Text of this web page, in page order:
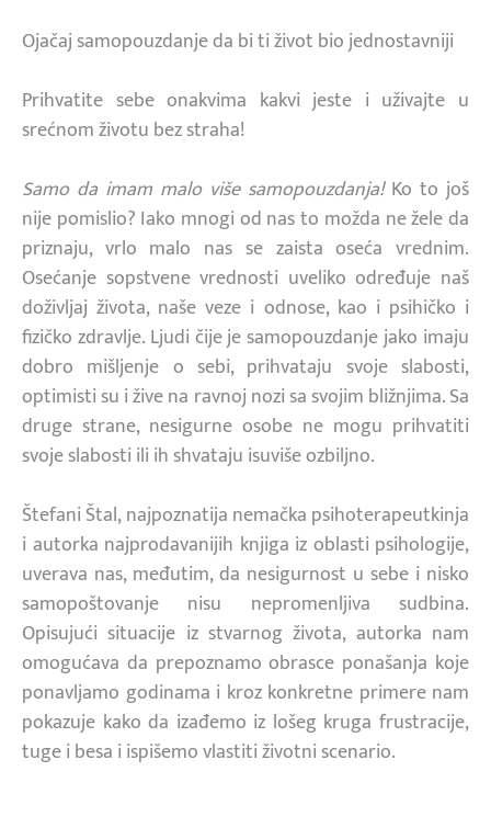
Ojačaj samopouzdanje da bi ti život bio jednostavniji
Prihvatite sebe onakvima kakvi jeste i uživajte u
srećnom životu bez straha!
Samo da imam malo više samopouzdanja!Ko to još
nije pomislio? Iako mnogi od nas to možda ne žele da
priznaju, vrlo malo nas se zaista oseća vrednim.
Osećanje sopstvene vrednosti uveliko određuje naš
doživljaj života, naše veze i odnose, kao i psihičko i
fizičko zdravlje. Ljudi čije je samopouzdanje jako imaju
dobro mišljenje o sebi, prihvataju svoje slabosti,
optimisti su i žive na ravnoj nozi sa svojim bližnjima. Sa
druge strane, nesigurne osobe ne mogu prihvatiti
svoje slabosti ili ih shvataju isuviše ozbiljno.
Štefani Štal, najpoznatija nemačka psihoterapeutkinja
i autorka najprodavanijih knjiga iz oblasti psihologije,
uverava nas, međutim, da nesigurnost u sebe i nisko
samopoštovanje nisu nepromenljiva sudbina.
Opisujući situacije iz stvarnog života, autorka nam
omogućava da prepoznamo obrasce ponašanja koje
ponavljamo godinama i kroz konkretne primere nam
pokazuje kako da izađemo iz lošeg kruga frustracije,
tuge i besa i ispišemo vlastiti životni scenario.